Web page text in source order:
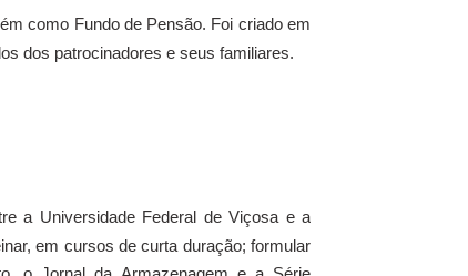
como Fundo de Pensão. Foi criado em
dos patrocinadores e seus familiares.
a Universidade Federal de Viçosa e a
em cursos de curta duração; formular